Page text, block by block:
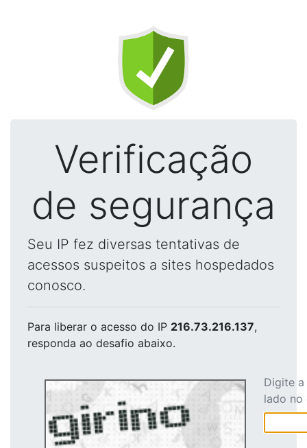
Verificação
de segurança
Seu IP fez diversas tentativas de
acessos suspeitos a sites hospedados
conosco.
Para liberar o acesso do IP 216.73.216.137,
responda ao desafio abaixo.
Digite
lado no